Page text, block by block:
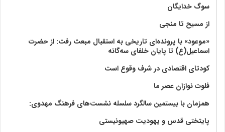
سوگ خدایگان
از مسیح تا منجی
«موعود» با پرونده‌ای تاریخی به استقبال مبعث رفت: از حضرت
اسماعیل(ع) تا پایان خلفای سه‌گانه
کودتای اقتصادی در شرف وقوع است
فلوت نوازان عصر ما
همزمان با بیستمین سالگرد سلسله نشست‌های فرهنگ مهدوی:‌
پایتختی قدس و یهودیت صهیونیستی